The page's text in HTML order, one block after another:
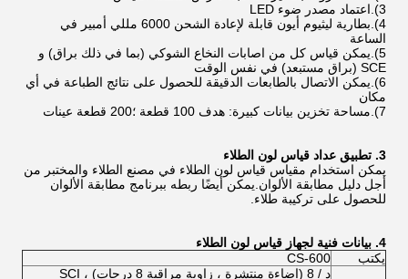
3).اعتماد مصدر ضوء LED
4).بطارية ليثيوم أيون قابلة لإعادة الشحن 6000 مللي أمبير في
الساعة
5).يمكن قياس كل من اصابات النخاع الشوكي (بما في ذلك براق) و
SCE (براق مستبعد) في نفس الوقت
6).يمكن الاتصال بالطابعات الدقيقة للحصول على نتائج الطباعة في أي
مكان
7).مساحة تخزين بيانات كبيرة: هدف 100 قطعة ؛200 قطعة عينات
3. تطبيق عداد قياس لون الطلاء
يمكن استخدام مقياس قياس لون الطلاء في مصنع الطلاء والمختبر من
أجل دليل مطابقة الألوان.يمكن أيضًا ربطه ببرنامج مطابقة الألوان
للحصول على تركيبة طلاء.
4. بيانات فنية لجهاز قياس لون الطلاء
يكتب
CS-600
د / 8 (إضاءة منتشرة ، زاوية مراقبة 8 درجات) ، SCI